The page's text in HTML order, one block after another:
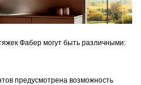
Фабер могут быть различными:
предусмотрена возможность